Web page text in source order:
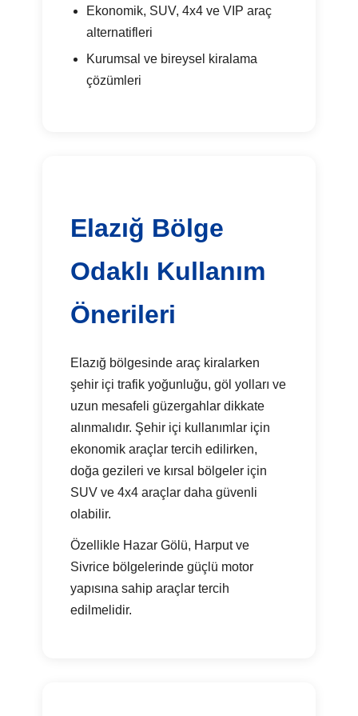
Ekonomik, SUV, 4x4 ve VIP araç
alternatifleri
Kurumsal ve bireysel kiralama
çözümleri
Elazığ Bölge
Odaklı Kullanım
Önerileri
Elazığ bölgesinde araç kiralarken
şehir içi trafik yoğunluğu, göl yolları ve
uzun mesafeli güzergahlar dikkate
alınmalıdır. Şehir içi kullanımlar için
ekonomik araçlar tercih edilirken,
doğa gezileri ve kırsal bölgeler için
SUV ve 4x4 araçlar daha güvenli
olabilir.
Özellikle Hazar Gölü, Harput ve
Sivrice bölgelerinde güçlü motor
yapısına sahip araçlar tercih
edilmelidir.